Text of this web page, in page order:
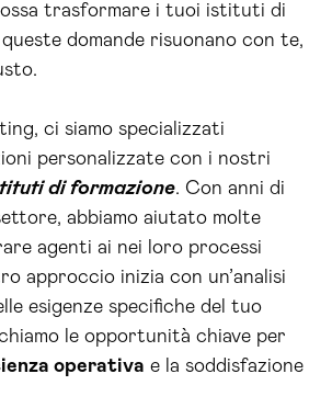
trasformare i tuoi istituti di
domande risuonano con te,
ci siamo specializzati
personalizzate con i nostri
di formazione. Con anni di
abbiamo aiutato molte
agenti ai nei loro processi
approccio inizia con un’analisi
esigenze specifiche del tuo
le opportunità chiave per
operativa e la soddisfazione